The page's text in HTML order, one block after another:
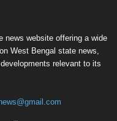
news website offering a wide
West Bengal state news,
relevant to its